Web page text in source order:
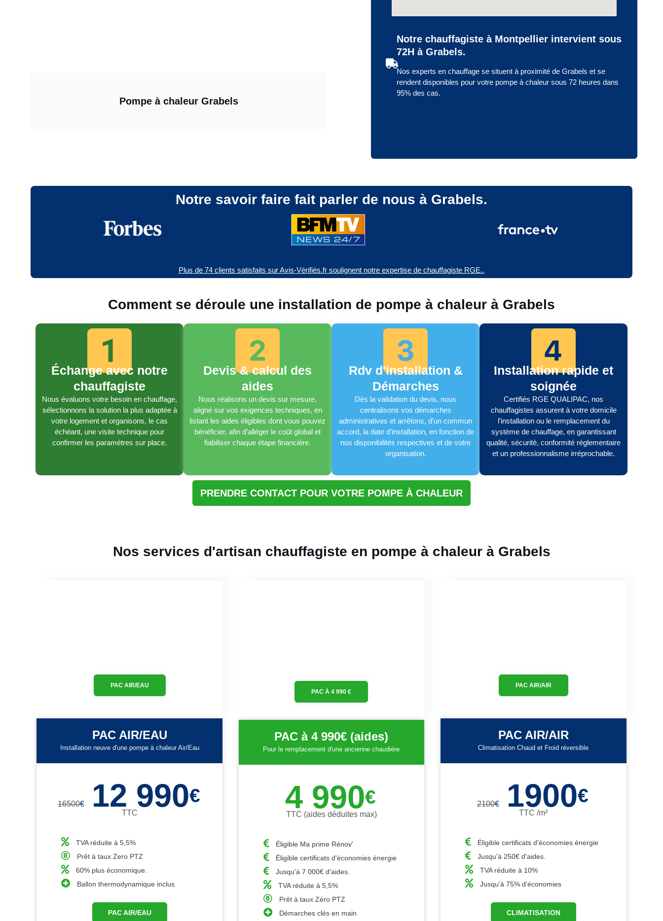
Pompe à chaleur Grabels
Notre chauffagiste à Montpellier intervient sous
72H à Grabels.
Nos experts en chauffage se situent à proximité de Grabels et se
rendent disponibles pour votre pompe à chaleur sous 72 heures dans
95% des cas.
Notre savoir faire fait parler de nous à Grabels.
Plus de 74 clients satisfaits sur Avis-Vérifiés.fr soulignent notre expertise de chauffagiste RGE..
Comment se déroule une installation de pompe à chaleur à Grabels
Échange avec notre
chauffagiste
Nous évaluons votre besoin en chauffage,
sélectionnons la solution la plus adaptée à
votre logement et organisons, le cas
échéant, une visite technique pour
confirmer les paramètres sur place.
Devis & calcul des
aides
Nous réalisons un devis sur mesure,
aligné sur vos exigences techniques, en
listant les aides éligibles dont vous pouvez
bénéficier, afin d’alléger le coût global et
fiabiliser chaque étape financière.
Rdv d'installation &
Démarches
Dès la validation du devis, nous
centralisons vos démarches
administratives et arrêtons, d’un commun
accord, la date d’installation, en fonction de
nos disponibilités respectives et de votre
organisation.
Installation rapide et
soignée
Certifiés RGE QUALIPAC, nos
chauffagistes assurent à votre domicile
l’installation ou le remplacement du
système de chauffage, en garantissant
qualité, sécurité, conformité réglementaire
et un professionnalisme irréprochable.
PRENDRE CONTACT POUR VOTRE POMPE À CHALEUR
Nos services d'artisan chauffagiste en pompe à chaleur à Grabels
PAC AIR/EAU
PAC AIR/EAU
Installation neuve d'une pompe à chaleur Air/Eau
16500€ 12 990€
TTC
TVA réduite à 5,5%
Prêt à taux Zero PTZ
60% plus économique.
Ballon thermodynamique inclus
PAC AIR/EAU
PAC À 4 990 €
PAC à 4 990€ (aides)
Pour le remplacement d'une ancienne chaudière
4 990€
TTC (aides déduites max)
Éligible Ma prime Rénov'
Éligible certificats d'économies énergie
Jusqu'à 7 000€ d'aides.
TVA réduite à 5,5%
Prêt à taux Zéro PTZ
Démarches clés en main
PAC AIR/AIR
PAC AIR/AIR
Climatisation Chaud et Froid réversible
2100€ 1900€
TTC /m²
Éligible certificats d'économies énergie
Jusqu'à 250€ d'aides.
TVA réduite à 10%
Jusqu'à 75% d'économies
CLIMATISATION